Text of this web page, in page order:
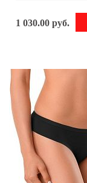
1 030.00 руб.